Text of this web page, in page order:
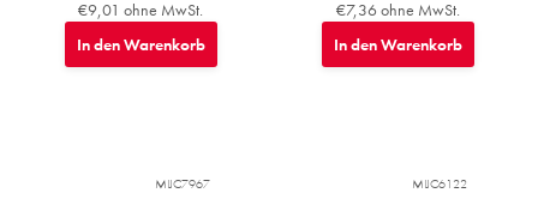
€9,01 ohne MwSt.
In den Warenkorb
€7,36 ohne MwSt.
In den Warenkorb
MIJC7967 MIJC6122